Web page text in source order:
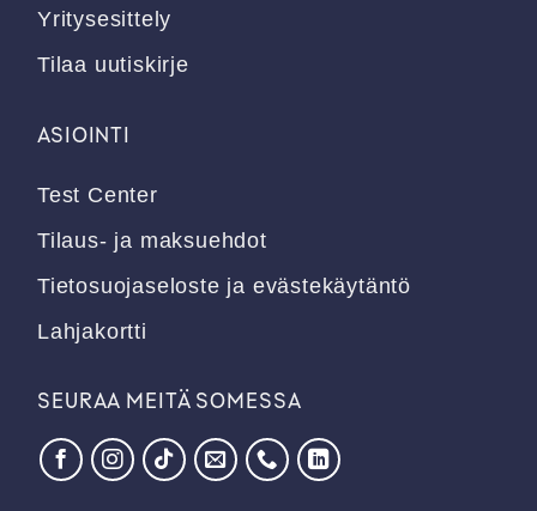
Yritysesittely
Tilaa uutiskirje
ASIOINTI
Test Center
Tilaus- ja maksuehdot
Tietosuojaseloste ja evästekäytäntö
Lahjakortti
SEURAA MEITÄ SOMESSA